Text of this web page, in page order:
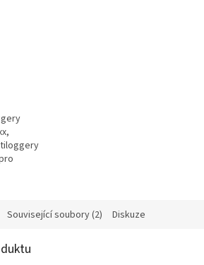
Související soubory (2) Diskuze